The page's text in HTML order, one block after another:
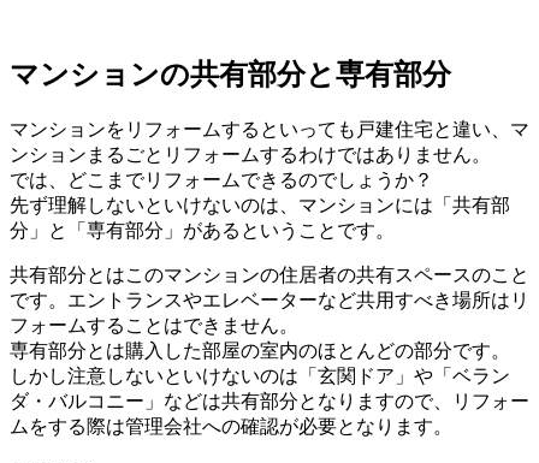
マンションの共有部分と専有部分
マンションをリフォームするといっても戸建住宅と違い、マ
ンションまるごとリフォームするわけではありません。
では、どこまでリフォームできるのでしょうか？
先ず理解しないといけないのは、マンションには「共有部
分」と「専有部分」があるということです。
共有部分とはこのマンションの住居者の共有スペースのこと
です。エントランスやエレベーターなど共用すべき場所はリ
フォームすることはできません。
専有部分とは購入した部屋の室内のほとんどの部分です。
しかし注意しないといけないのは「玄関ドア」や「ベラン
ダ・バルコニー」などは共有部分となりますので、リフォー
ムをする際は管理会社への確認が必要となります。